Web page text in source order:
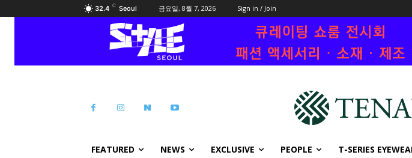
32.4 C Seoul 금요일, 8월 7, 2026 Sign in / Join
FEATURED NEWS EXCLUSIVE PEOPLE T-SERIES